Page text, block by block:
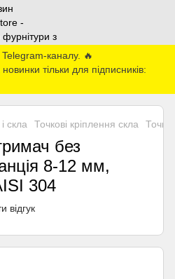
каналу. 🔥
тільки для підписників:
скла Точкові кріплення скла
без
8-12 мм,
304
відгук